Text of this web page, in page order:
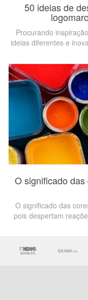
50 ideias de
Procurando
ideias diferentes e
O significado
O significado das
pois despertam